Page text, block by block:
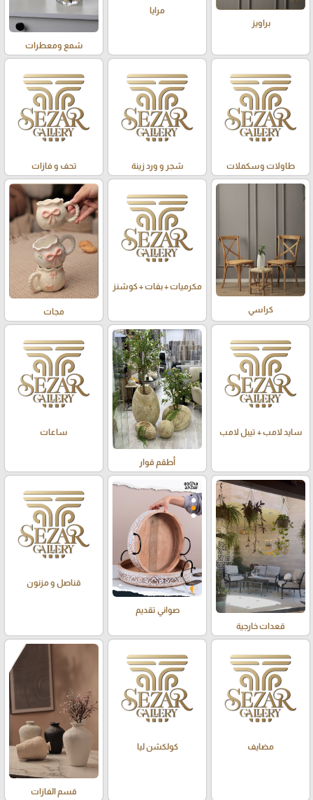
براويز
مرايا
شمع ومعطرات
طاولات وسكملات شجر و ورد زينة تحف و فازات
كراسي
مكرميات + بفات + كوشنز
مجات
سايد لامب + تيبل لامب
أطقم قوار
ساعات
قعدات خارجية
صواني تقديم
قناصل و مزنون
مضايف كولكشن ليا
قسم الفازات